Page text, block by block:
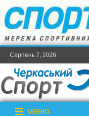
Серпень 7, 2026
МЕНЮ